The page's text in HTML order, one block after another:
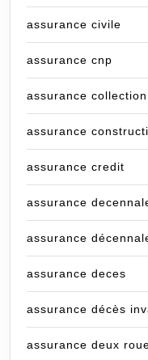
assurance civile
assurance cnp
assurance collection
assurance
assurance credit
assurance
assurance
assurance deces
assurance décès
assurance deux